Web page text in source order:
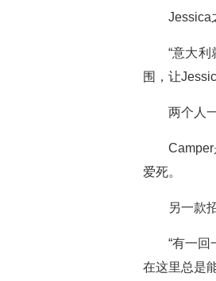
Jessica
“意大
围，让
两个人
爱死。
另一款
“有一回
在这里总是